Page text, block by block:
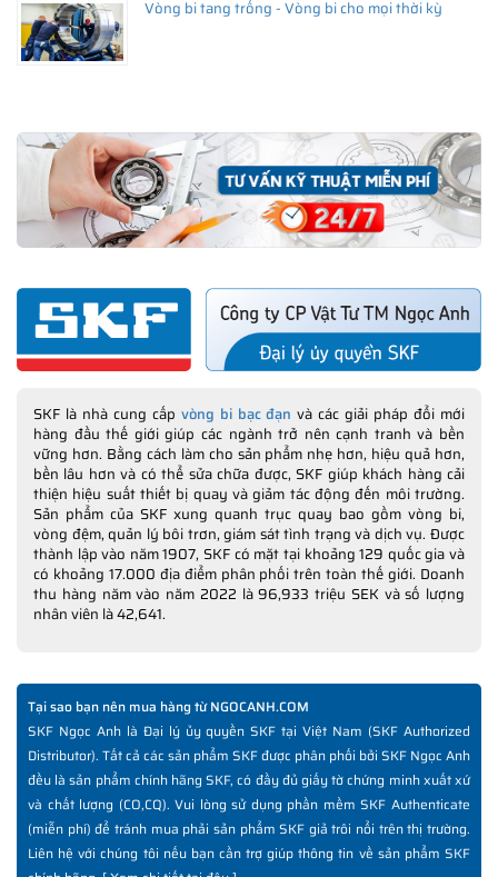
Vòng bi tang trống - Vòng bi cho mọi thời kỳ
SKF là nhà cung cấp vòng bi bạc đạn và các giải pháp đổi mới
hàng đầu thế giới giúp các ngành trở nên cạnh tranh và bền
vững hơn. Bằng cách làm cho sản phẩm nhẹ hơn, hiệu quả hơn,
bền lâu hơn và có thể sửa chữa được, SKF giúp khách hàng cải
thiện hiệu suất thiết bị quay và giảm tác động đến môi trường.
Sản phẩm của SKF xung quanh trục quay bao gồm vòng bi,
vòng đệm, quản lý bôi trơn, giám sát tình trạng và dịch vụ. Được
thành lập vào năm 1907, SKF có mặt tại khoảng 129 quốc gia và
có khoảng 17.000 địa điểm phân phối trên toàn thế giới. Doanh
thu hàng năm vào năm 2022 là 96,933 triệu SEK và số lượng
nhân viên là 42,641.
Tại sao bạn nên mua hàng từ NGOCANH.COM
SKF Ngọc Anh là Đại lý ủy quyền SKF tại Việt Nam (SKF Authorized
Distributor). Tất cả các sản phẩm SKF được phân phối bởi SKF Ngọc Anh
đều là sản phẩm chính hãng SKF, có đầy đủ giấy tờ chứng minh xuất xứ
và chất lượng (CO,CQ). Vui lòng sử dụng phần mềm SKF Authenticate
(miễn phí) để tránh mua phải sản phẩm SKF giả trôi nổi trên thị trường.
Liên hệ với chúng tôi nếu bạn cần trợ giúp thông tin về sản phẩm SKF